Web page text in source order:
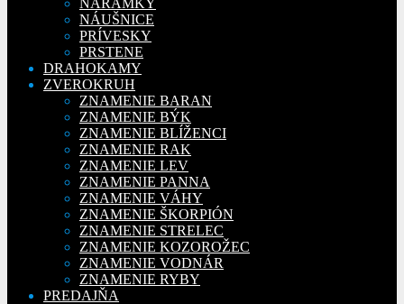
NÁRAMKY
NÁUŠNICE
PRÍVESKY
PRSTENE
DRAHOKAMY
ZVEROKRUH
ZNAMENIE BARAN
ZNAMENIE BÝK
ZNAMENIE BLÍŽENCI
ZNAMENIE RAK
ZNAMENIE LEV
ZNAMENIE PANNA
ZNAMENIE VÁHY
ZNAMENIE ŠKORPIÓN
ZNAMENIE STRELEC
ZNAMENIE KOZOROŽEC
ZNAMENIE VODNÁR
ZNAMENIE RYBY
PREDAJŇA